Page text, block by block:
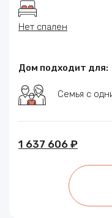
Нет спален
Дом подходит для:
Семья с
1 637 606 ₽